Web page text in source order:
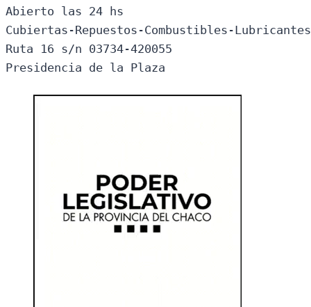
Abierto las 24 hs
Cubiertas-Repuestos-Combustibles-
Ruta 16 s/n 03734-420055
Presidencia de la Plaza